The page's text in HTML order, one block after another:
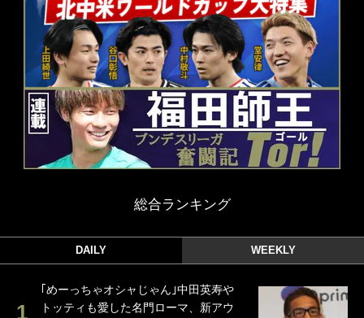
総合ランキング
DAILY WEEKLY
｢めーっちゃオシャじゃん｣中田英寿や
トッティも愛した名門ローマ、新アウ